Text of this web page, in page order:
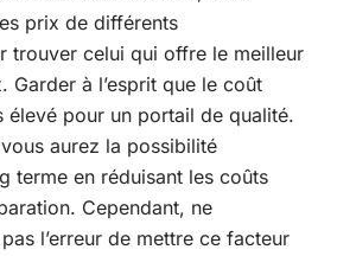
prix de différents
trouver celui qui offre le meilleur
Garder à l’esprit que le coût
élevé pour un portail de qualité.
vous aurez la possibilité
terme en réduisant les coûts
Cependant, ne
l’erreur de mettre ce facteur